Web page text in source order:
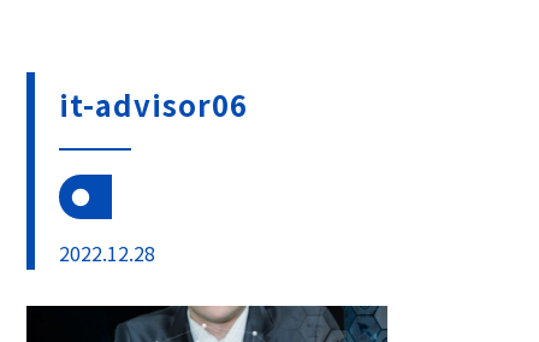
it-advisor06
2022.12.28